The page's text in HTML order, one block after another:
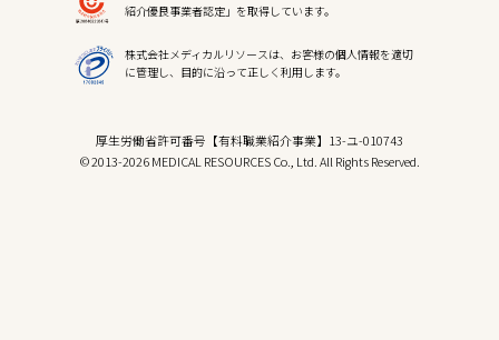
紹介優良事業者認定」を取得しています。
株式会社メディカルリソースは、お客様の個人情報を適切
に管理し、目的に沿って正しく利用します。
厚生労働省許可番号【有料職業紹介事業】13-ユ-010743
© 2013-2026 MEDICAL RESOURCES Co., Ltd. All Rights Reserved.